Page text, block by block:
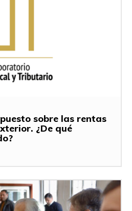
sobre las rentas
¿De qué